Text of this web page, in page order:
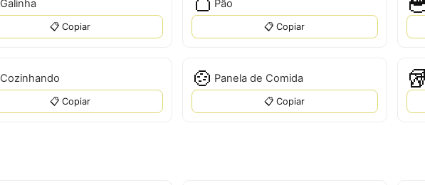
Galinha
📋 Copiar
Pão
📋 Copiar
Cozinhando
📋 Copiar
🍲 Panela de Comida
📋 Copiar